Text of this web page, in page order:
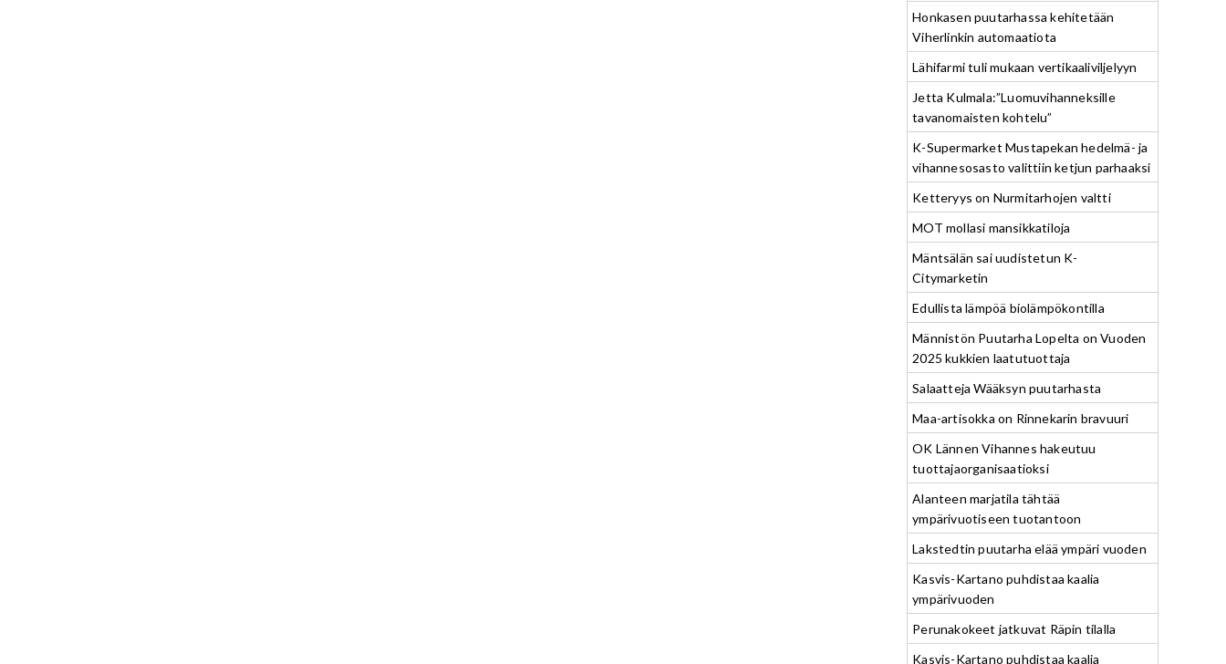
Honkasen puutarhassa kehitetään
Viherlinkin automaatiota
Lähifarmi tuli mukaan vertikaaliviljelyyn
Jetta Kulmala:”Luomuvihanneksille
tavanomaisten kohtelu”
K-Supermarket Mustapekan hedelmä- ja
vihannesosasto valittiin ketjun parhaaksi
Ketteryys on Nurmitarhojen valtti
MOT mollasi mansikkatiloja
Mäntsälän sai uudistetun K-
Citymarketin
Edullista lämpöä biolämpökontilla
Männistön Puutarha Lopelta on Vuoden
2025 kukkien laatutuottaja
Salaatteja Wääksyn puutarhasta
Maa-artisokka on Rinnekarin bravuuri
OK Lännen Vihannes hakeutuu
tuottajaorganisaatioksi
Alanteen marjatila tähtää
ympärivuotiseen tuotantoon
Lakstedtin puutarha elää ympäri vuoden
Kasvis-Kartano puhdistaa kaalia
ympärivuoden
Perunakokeet jatkuvat Räpin tilalla
Kasvis-Kartano puhdistaa kaalia